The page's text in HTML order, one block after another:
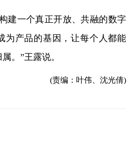
建一个真正开放、共融的数字
为产品的基因，让每个人都能
。”王露说。
(责编：叶伟、沈光倩)